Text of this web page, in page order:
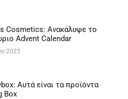
Cosmetics: Ανακάλυψε το
Advent Calendar
2025
Αυτά είναι τα προϊόντα
Box